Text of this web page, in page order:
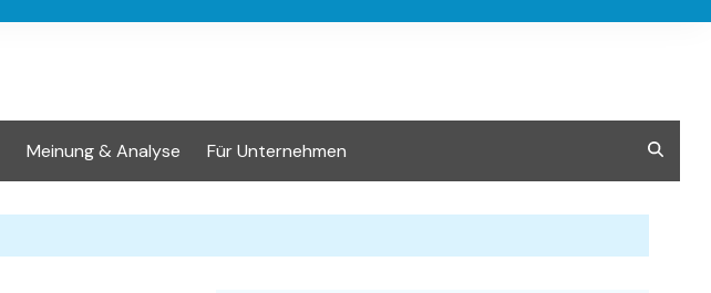
Meinung & Analyse Für Unternehmen